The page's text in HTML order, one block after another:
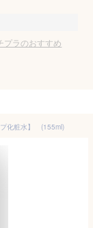
プラのおすすめ
化粧水】 (155ml)